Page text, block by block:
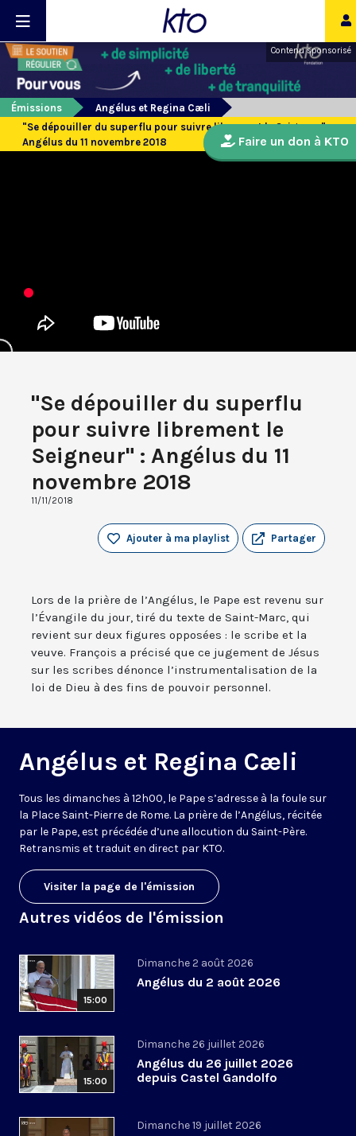
Contenu sponsorisé
Émissions
Angélus et Regina Cæli
"Se dépouiller du superflu pour suivre librement le Seigneur" :
Angélus du 11 novembre 2018
"Se dépouiller du superflu
pour suivre librement le
Seigneur" : Angélus du 11
novembre 2018
11/11/2018
Partager
Ajouter à ma playlist
Lors de la prière de l’Angélus, le Pape est revenu sur
l’Évangile du jour, tiré du texte de Saint-Marc, qui
revient sur deux figures opposées : le scribe et la
veuve. François a précisé que ce jugement de Jésus
sur les scribes dénonce l’instrumentalisation de la
loi de Dieu à des fins de pouvoir personnel.
Angélus et Regina Cæli
Tous les dimanches à 12h00, le Pape s’adresse à la foule sur
la Place Saint-Pierre de Rome. La prière de l’Angélus, récitée
par le Pape, est précédée d’une allocution du Saint-Père.
Retransmis et traduit en direct par KTO.
Visiter la page de l'émission
Autres vidéos de l'émission
15:00
Dimanche 2 août 2026
Angélus du 2 août 2026
15:00
Dimanche 26 juillet 2026
Angélus du 26 juillet 2026
depuis Castel Gandolfo
Dimanche 19 juillet 2026
Faire un don à KTO